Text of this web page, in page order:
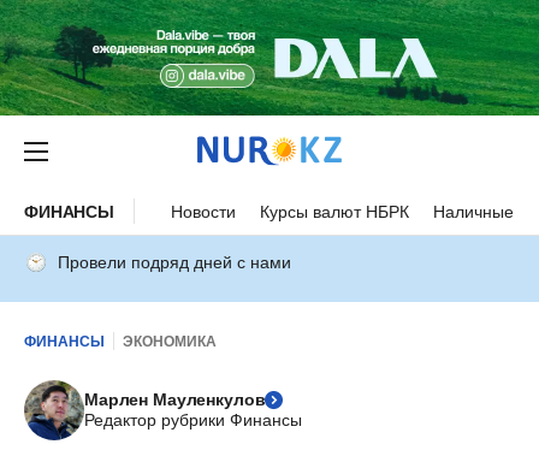
ФИНАНСЫ Новости Курсы валют НБРК Наличные
Провели подряд дней с нами
ФИНАНСЫ ЭКОНОМИКА
Марлен Мауленкулов
Редактор рубрики Финансы